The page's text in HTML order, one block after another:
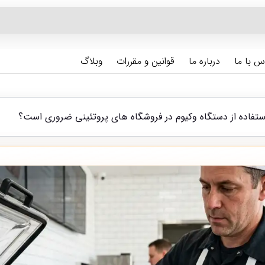
با ما درباره ما قوانین و مقررات وبلاگ
از دستگاه وکیوم در فروشگاه های پروتئینی ضروری است؟